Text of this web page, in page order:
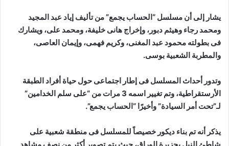
يشار إلى أن مسلسل “الحساب يجمع” من تأليف إياد عبد المجيد
ومحمد رجاء وهيثم دبور، وإخراج هانى خليفة، ومحمد على، ويشارك
فى بطولته محمود عبد المغنى، وكريم فهمى، وإيمان العاصى،
والمطربة الشعبية بوسى.
وتدور أحداث المسلسل فى إطار اجتماعى حول حياة أفراد الطبقة
الأرستقراطية، وتم تغيير اسمه 3 مرات من “على سلم الخدامين”
لـ”تحت أمر السيادة” وأخيرًا “الحساب يجمع”.
يذكر أنه تم بناء ديكور خصيصاً للمسلسل فى منطقة شعبية على